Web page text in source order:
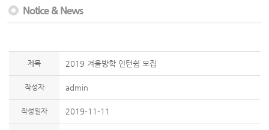
Notice & News
제목 2019 겨울방학 인턴쉽 모집
작성자 admin
작성일자 2019-11-11